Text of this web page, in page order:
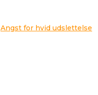
Angst for hvid udslettelse